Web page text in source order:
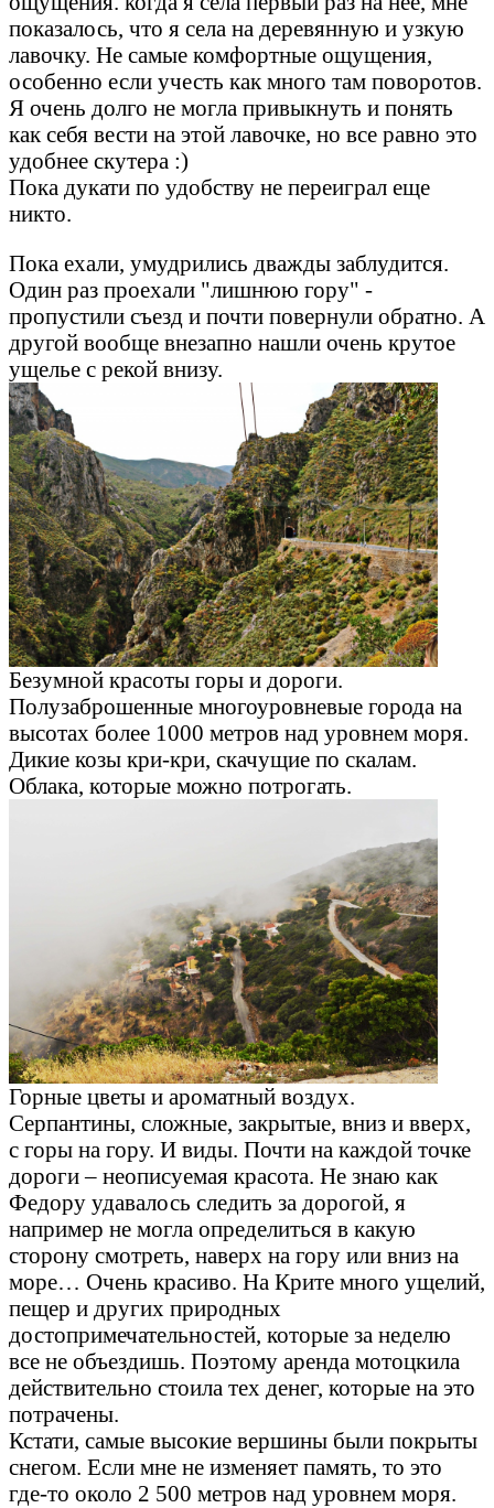
показалось, что я села на деревянную и узкую
лавочку. Не самые комфортные ощущения,
особенно если учесть как много там поворотов.
Я очень долго не могла привыкнуть и понять
как себя вести на этой лавочке, но все равно это
удобнее скутера :)
Пока дукати по удобству не переиграл еще
никто.
Пока ехали, умудрились дважды заблудится.
Один раз проехали "лишнюю гору" -
пропустили съезд и почти повернули обратно. А
другой вообще внезапно нашли очень крутое
ущелье с рекой внизу.
Безумной красоты горы и дороги.
Полузаброшенные многоуровневые города на
высотах более 1000 метров над уровнем моря.
Дикие козы кри-кри, скачущие по скалам.
Облака, которые можно потрогать.
Горные цветы и ароматный воздух.
Серпантины, сложные, закрытые, вниз и вверх,
с горы на гору. И виды. Почти на каждой точке
дороги – неописуемая красота. Не знаю как
Федору удавалось следить за дорогой, я
например не могла определиться в какую
сторону смотреть, наверх на гору или вниз на
море… Очень красиво. На Крите много ущелий,
пещер и других природных
достопримечательностей, которые за неделю
все не объездишь. Поэтому аренда мотоцкила
действительно стоила тех денег, которые на это
потрачены.
Кстати, самые высокие вершины были покрыты
снегом. Если мне не изменяет память, то это
где-то около 2 500 метров над уровнем моря.